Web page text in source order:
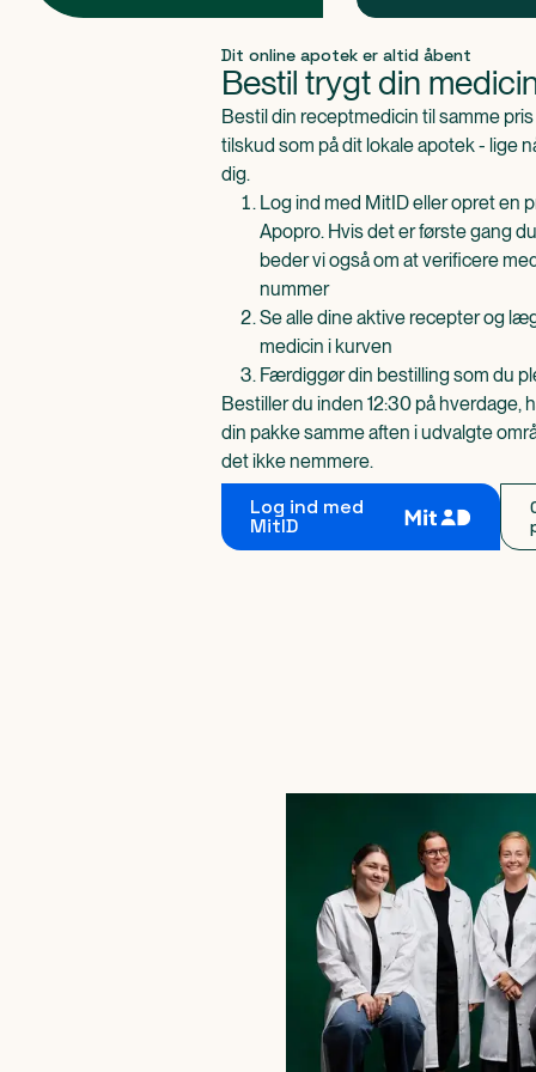
Dit online apotek er altid åbent
Bestil trygt din
Bestil din receptmedicin til samme
tilskud som på dit lokale apotek - lige
dig.
Log ind med MitID eller opret en
Apopro. Hvis det er første gang
beder vi også om at verificere
nummer
Se alle dine aktive recepter og
medicin i kurven
Færdiggør din bestilling som du
Bestiller du inden 12:30 på hverdage,
din pakke samme aften i udvalgte
det ikke nemmere.
Log ind med
MitID